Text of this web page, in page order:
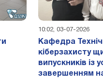
10:02, 03-07-2026
Кафедра
кіберзахисту
випускників із
завершенням